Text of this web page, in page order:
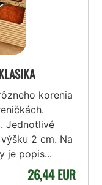
korenia
Jednotlivé
2 cm. Na
je popis...
26,44 EUR